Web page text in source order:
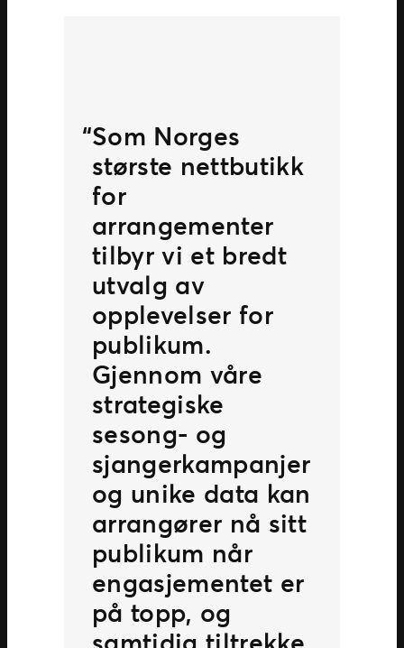
Som Norges
største nettbutikk
for
arrangementer
tilbyr vi et bredt
utvalg av
opplevelser for
publikum.
Gjennom våre
strategiske
sesong- og
sjangerkampanjer
og unike data kan
arrangører nå sitt
publikum når
engasjementet er
på topp, og